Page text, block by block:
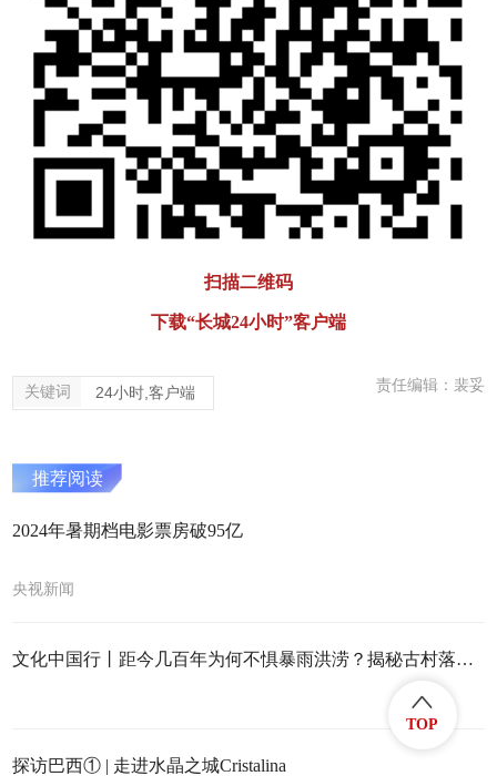
扫描二维码
下载“长城24小时”客户端
关键词 24小时,客户端 责任编辑：裴妥
推荐阅读
2024年暑期档电影票房破95亿
央视新闻
文化中国行丨距今几百年为何不惧暴雨洪涝？揭秘古村落的生态智慧
探访巴西① | 走进水晶之城Cristalina
TOP